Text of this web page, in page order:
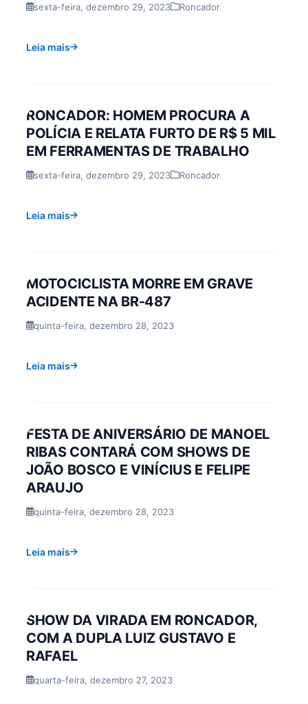
sexta-feira, dezembro 29, 2023 Roncador
Leia mais
RONCADOR: HOMEM PROCURA A
POLÍCIA E RELATA FURTO DE R$ 5 MIL
EM FERRAMENTAS DE TRABALHO
sexta-feira, dezembro 29, 2023 Roncador
Leia mais
MOTOCICLISTA MORRE EM GRAVE
ACIDENTE NA BR-487
quinta-feira, dezembro 28, 2023
Leia mais
FESTA DE ANIVERSÁRIO DE MANOEL
RIBAS CONTARÁ COM SHOWS DE
JOÃO BOSCO E VINÍCIUS E FELIPE
ARAUJO
quinta-feira, dezembro 28, 2023
Leia mais
SHOW DA VIRADA EM RONCADOR,
COM A DUPLA LUIZ GUSTAVO E
RAFAEL
quarta-feira, dezembro 27, 2023